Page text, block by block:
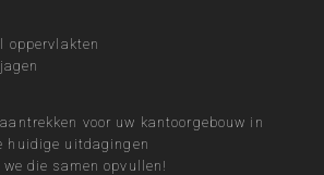
oppervlakten
voor uw kantoorgebouw in
huidige uitdagingen
die samen opvullen!